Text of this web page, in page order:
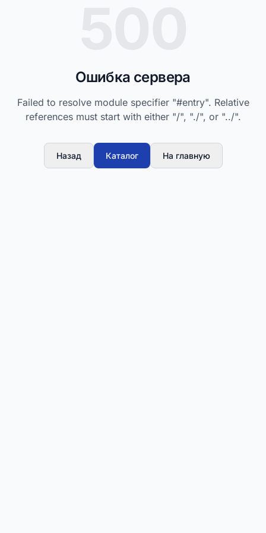
Ошибка сервера
Failed to resolve module specifier "#entry". Relative
references must start with either "/", "./", or "../".
Назад Каталог На главную